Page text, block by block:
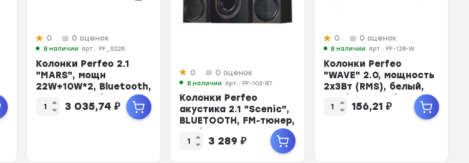
0 0 оценок
В наличии Арт.: PF_5228
Колонки Perfeo 2.1
"MARS", мощн
22W+10W*2, Bluetooth,
AUX, FM, USB/...
3 035,74 ₽
0 0 оценок
В наличии Арт.: PF-103-BT
Колонки Perfeo
акустика 2.1 "Scenic",
BLUETOOTH, FM-тюнер,
USB/SD, ...
3 289 ₽
0 0 оценок
В наличии Арт.: PF-128-W
Колонки Perfeo
"WAVE" 2.0, мощность
2х3Вт (RMS), белый,
USB (PF-128-W)
156,21₽